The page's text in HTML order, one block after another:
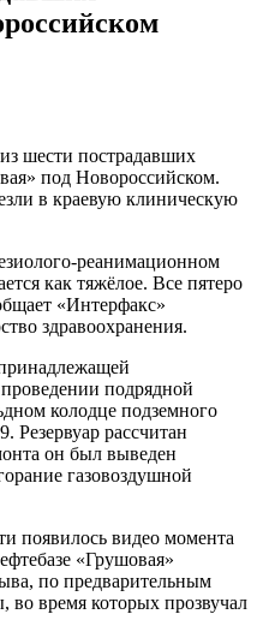
шести пострадавших
под Новороссийском.
в краевую клиническую
реанимационном
как тяжёлое. Все пятеро
«Интерфакс»
здравоохранения.
подрядной
колодце подземного
Резервуар рассчитан
он был выведен
газовоздушной
появилось видео момента
«Грушовая»
по предварительным
во время которых прозвучал